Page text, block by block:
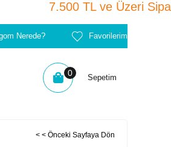
7.500 TL ve
Nerede? Favorilerim
Sepetim
0
< < Önceki Sayfaya Dön